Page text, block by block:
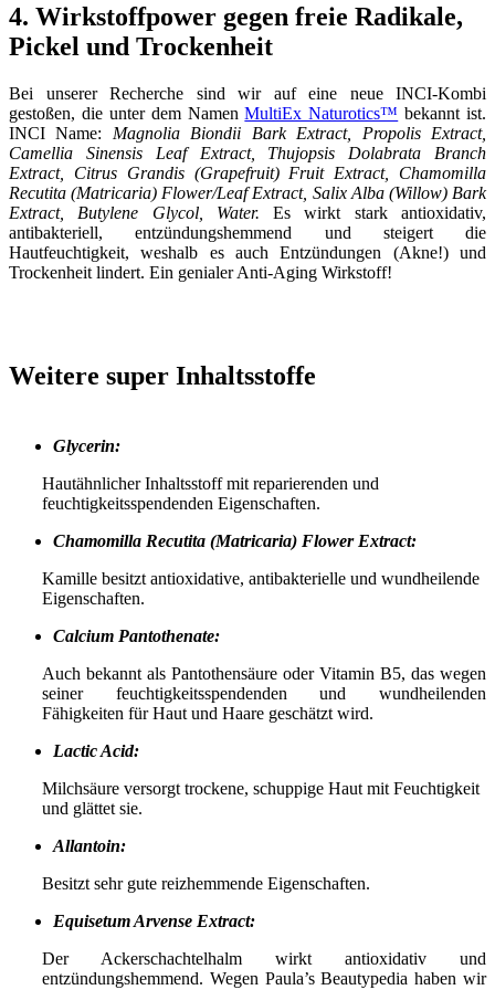
4. Wirkstoffpower gegen freie Radikale,
Pickel und Trockenheit
Bei unserer Recherche sind wir auf eine neue INCI-Kombi
gestoßen, die unter dem NamenMultiEx Naturotics™ bekannt ist.
INCI Name: Magnolia Biondii Bark Extract, Propolis Extract,
Camellia Sinensis Leaf Extract, Thujopsis Dolabrata Branch
Extract, Citrus Grandis (Grapefruit) Fruit Extract, Chamomilla
Recutita (Matricaria) Flower/Leaf Extract, Salix Alba (Willow) Bark
Extract, Butylene Glycol, Water. Es wirkt stark antioxidativ,
antibakteriell, entzündungshemmend und steigert die
Hautfeuchtigkeit, weshalb es auch Entzündungen (Akne!) und
Trockenheit lindert. Ein genialer Anti-Aging Wirkstoff!
Weitere super Inhaltsstoffe
Glycerin:
Hautähnlicher Inhaltsstoff mit reparierenden und
feuchtigkeitsspendenden Eigenschaften.
Chamomilla Recutita (Matricaria) Flower Extract:
Kamille besitzt antioxidative, antibakterielle und wundheilende
Eigenschaften.
Calcium Pantothenate:
Auch bekannt als Pantothensäure oder Vitamin B5, das wegen
seiner feuchtigkeitsspendenden und wundheilenden
Fähigkeiten für Haut und Haare geschätzt wird.
Lactic Acid:
Milchsäure versorgt trockene, schuppige Haut mit Feuchtigkeit
und glättet sie.
Allantoin:
Besitzt sehr gute reizhemmende Eigenschaften.
Equisetum Arvense Extract:
Der Ackerschachtelhalm wirkt antioxidativ und
entzündungshemmend. Wegen Paula’s Beautypedia haben wir